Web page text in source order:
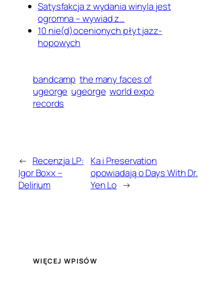
Satysfakcja z wydania winyla jest
ogromna – wywiad z…
10 nie(d)ocenionych płyt jazz-
hopowych
bandcamp the many faces of
ugeorge ugeorge world expo
records
← Recenzja LP:
Igor Boxx –
Delirium
Ka i Preservation
opowiadają o Days With Dr.
Yen Lo →
WIĘCEJ WPISÓW